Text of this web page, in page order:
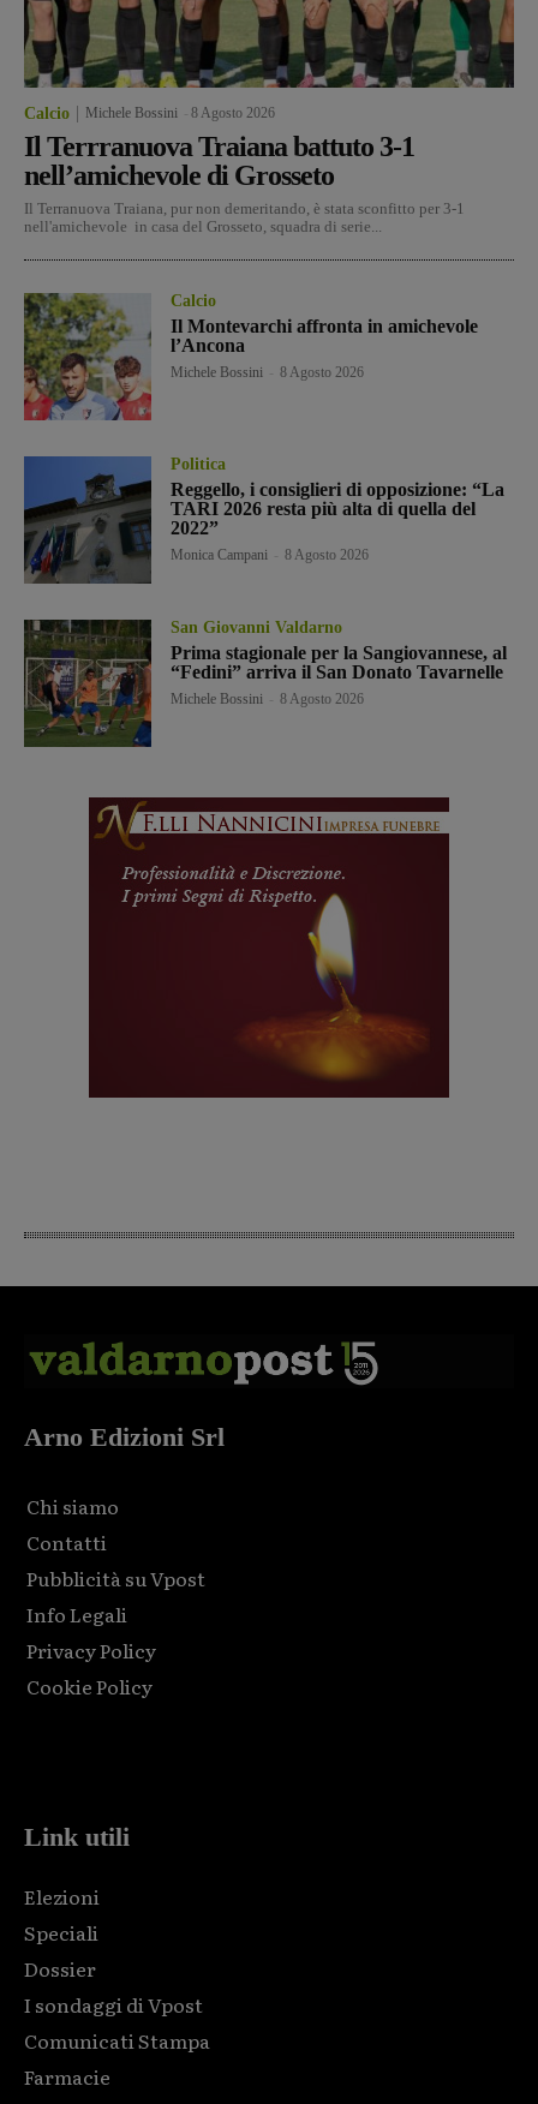
Calcio Michele Bossini 8 Agosto 2026
Il Terrranuova Traiana battuto 3-1
nell’amichevole di Grosseto
Il Terranuova Traiana, pur non demeritando, è stata sconfitto per 3-1
nell'amichevole in casa del Grosseto, squadra di serie...
Calcio
Il Montevarchi affronta in amichevole
l’Ancona
Michele Bossini 8 Agosto 2026
Politica
Reggello, i consiglieri di opposizione: “La
TARI 2026 resta più alta di quella del
2022”
Monica Campani 8 Agosto 2026
San Giovanni Valdarno
Prima stagionale per la Sangiovannese, al
“Fedini” arriva il San Donato Tavarnelle
Michele Bossini 8 Agosto 2026
Arno Edizioni Srl
Chi siamo
Contatti
Pubblicità su Vpost
Info Legali
Privacy Policy
Cookie Policy
Link utili
Elezioni
Speciali
Dossier
I sondaggi di Vpost
Comunicati Stampa
Farmacie